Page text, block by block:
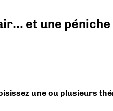
et une péniche
une ou plusieurs